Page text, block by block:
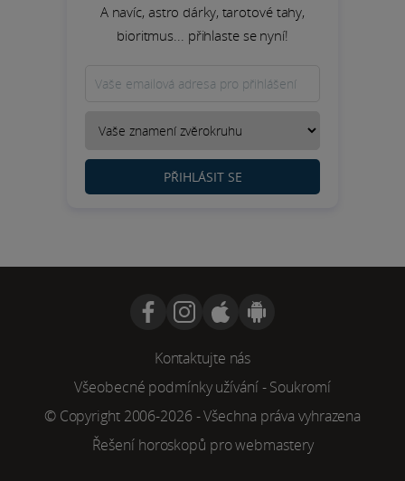
A navíc, astro dárky, tarotové tahy,
bioritmus... přihlaste se nyní!
PŘIHLÁSIT SE
Kontaktujte nás
Všeobecné podmínky užívání-Soukromí
© Copyright 2006-2026 - Všechna práva vyhrazena
Řešení horoskopů pro webmastery